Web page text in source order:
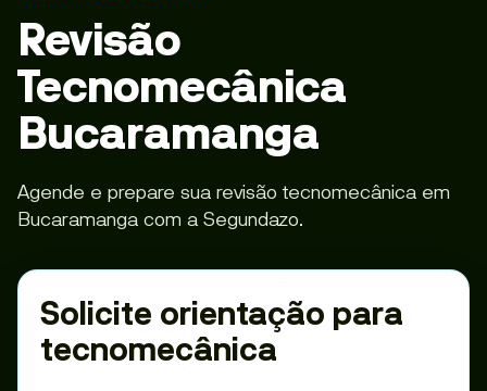
Revisão
Tecnomecânica
Bucaramanga
Agende e prepare sua revisão tecnomecânica em
Bucaramanga com a Segundazo.
Solicite orientação para
tecnomecânica